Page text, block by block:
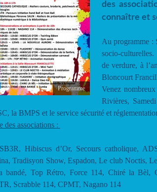
Programme
des
connaître et
Au programme :
socio-
de verdure, à
Bloncourt
Venez
Rivières,
la BMPS et le service sécurité et
des associations :
Hibiscus d’Or, Secours catholique,
Tradisyon Show, Espadon, Le club Noctis,
bandé, Top Rétro, Force 114, Chiré la Bèl,
Scrabble 114, CPMT, Nagano 114